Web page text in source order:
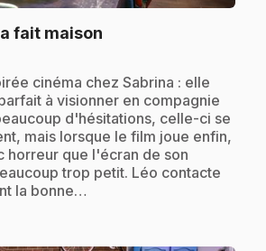
fait maison
cinéma chez Sabrina : elle
à visionner en compagnie
d'hésitations, celle-ci se
mais lorsque le film joue enfin,
horreur que l'écran de son
trop petit. Léo contacte
la bonne…